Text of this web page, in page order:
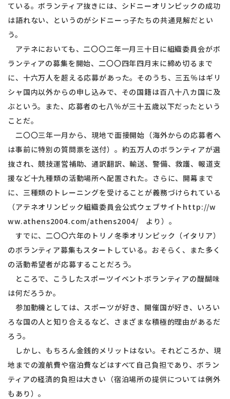
ている。ボランティア抜きには、シドニーオリンピックの成功
は語れない、というのがシドニーっ子たちの共通見解だとい
う。
アテネにおいても、二〇〇二年一月三十日に組織委員会がボ
ランティアの募集を開始、二〇〇四年四月末に締め切るまで
に、十六万人を超える応募があった。そのうち、三五％はギリ
シャ国内以外からの申し込みで、その国籍は百八十八カ国に及
ぶという。また、応募者の七八％が三十五歳以下だったという
ことだ。
二〇〇三年一月から、現地で面接開始（海外からの応募者へ
は事前に特別の質問票を送付）。約五万人のボランティアが選
抜され、競技運営補助、通訳翻訳、輸送、警備、救護、報道支
援など十九種類の活動場所へ配置された。さらに、開幕まで
に、三種類のトレーニングを受けることが義務づけられている
（アテネオリンピック組織委員会公式ウェブサイトhttp://w
ww.athens2004.com/athens2004/ より）。
すでに、二〇〇六年のトリノ冬季オリンピック（イタリア）
のボランティア募集もスタートしている。おそらく、また多く
の活動希望者が応募することだろう。
ところで、こうしたスポーツイベントボランティアの醍醐味
は何だろうか。
参加動機としては、スポーツが好き、開催国が好き、いろい
ろな国の人と知り合えるなど、さまざまな積極的理由があるだ
ろう。
しかし、もちろん金銭的メリットはない。それどころか、現
地までの渡航費や宿泊費などはすべて自己負担であり、ボラン
ティアの経済的負担は大きい（宿泊場所の提供については例外
もあり）。